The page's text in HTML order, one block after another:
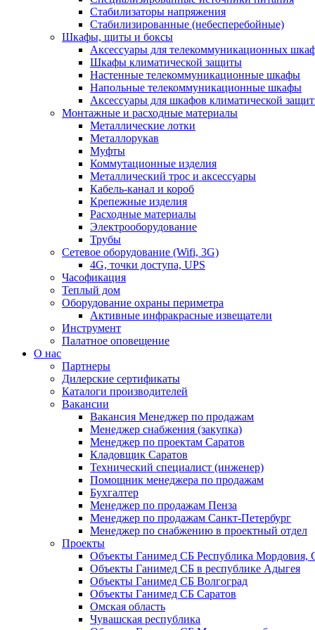
Стабилизаторы напряжения
Стабилизированные (небесперебойные)
Шкафы, щиты и боксы
Аксессуары для телекоммуникационных
Шкафы климатической защиты
Настенные телекоммуникационные шкафы
Напольные телекоммуникационные шкафы
Аксессуары для шкафов климатической
Монтажные и расходные материалы
Металлические лотки
Металлорукав
Муфты
Коммутационные изделия
Металлический трос и аксессуары
Кабель-канал и короб
Крепежные изделия
Расходные материалы
Электрооборудование
Трубы
Сетевое оборудование (Wifi, 3G)
4G, точки доступа, UPS
Часофикация
Теплый дом
Оборудование охраны периметра
Активные инфракрасные извещатели
Инструмент
Палатное оповещение
О нас
Партнеры
Дилерские сертификаты
Каталоги производителей
Вакансии
Вакансия Менеджер по продажам
Менеджер снабжения (закупка)
Менеджер по проектам Саратов
Кладовщик Саратов
Технический специалист (инженер)
Помощник менеджера по продажам
Бухгалтер
Менеджер по продажам Пенза
Менеджер по продажам Санкт-Петербург
Менеджер по снабжению в проектный отдел
Проекты
Объекты Ганимед СБ Республика Мордовия,
Объекты Ганимед СБ в республике Адыгея
Объекты Ганимед СБ Волгоград
Объекты Ганимед СБ Саратов
Омская область
Чувашская республика